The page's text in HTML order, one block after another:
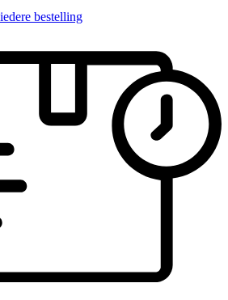
bestelling